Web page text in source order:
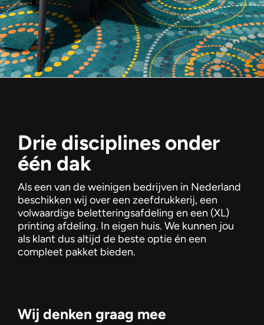
Drie disciplines onder
één dak
Als een van de weinigen bedrijven in Nederland
beschikken wij over een zeefdrukkerij, een
volwaardige beletteringsafdeling en een (XL)
printing afdeling. In eigen huis. We kunnen jou
als klant dus altijd de beste optie én een
compleet pakket bieden.
Wij denken graag mee